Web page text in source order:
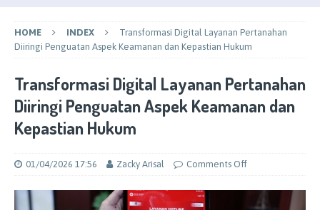
HOME INDEX
Transformasi Digital Layanan Pertanahan
Diiringi Penguatan Aspek Keamanan dan Kepastian Hukum
Transformasi Digital Layanan Pertanahan
Diiringi Penguatan Aspek Keamanan dan
Kepastian Hukum
01/04/2026 17:56 Zacky Arisal Comments Off